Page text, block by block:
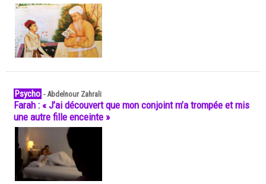
Psycho -Abdelnour Zahrali
Farah : « J’ai découvert que mon conjoint m’a trompée et mis
une autre fille enceinte »